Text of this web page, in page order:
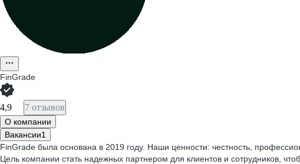
FinGrade
4,9 7 отзывов
О компании
Вакансии1
FinGrade была основана в 2019 году. Наши ценности: честность,
Цель компании стать надежных партнером для клиентов и сотрудников,